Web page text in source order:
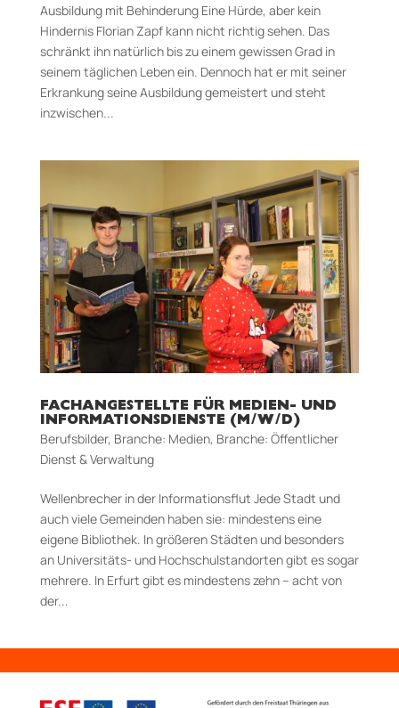
Ausbildung mit Behinderung Eine Hürde, aber kein
Hindernis Florian Zapf kann nicht richtig sehen. Das
schränkt ihn natürlich bis zu einem gewissen Grad in
seinem täglichen Leben ein. Dennoch hat er mit seiner
Erkrankung seine Ausbildung gemeistert und steht
inzwischen...
FACHANGESTELLTE FÜR MEDIEN- UND
INFORMATIONSDIENSTE (M/W/D)
Berufsbilder, Branche: Medien, Branche: Öffentlicher
Dienst & Verwaltung
Wellenbrecher in der Informationsflut Jede Stadt und
auch viele Gemeinden haben sie: mindestens eine
eigene Bibliothek. In größeren Städten und besonders
an Universitäts­- und Hochschulstandorten gibt es sogar
mehrere. In Erfurt gibt es mindestens zehn – acht von
der...